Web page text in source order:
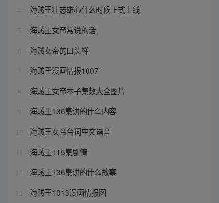
4 海贼王壮志雄心什么时候正式上线
5 海贼王女帝常说的话
6 海贼女帝的口头禅
7 海贼王漫画情报1007
8 海贼王女帝本子集数大全图片
9 海贼王136集讲的什么内容
10 海贼王女帝台词中文谐音
海贼王115集剧情
12 海贼王136集讲的什么故事
13 海贼王1013漫画情报图